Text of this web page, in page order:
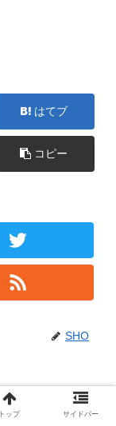
はてブ
コピー
SHO
トップ サイドバー